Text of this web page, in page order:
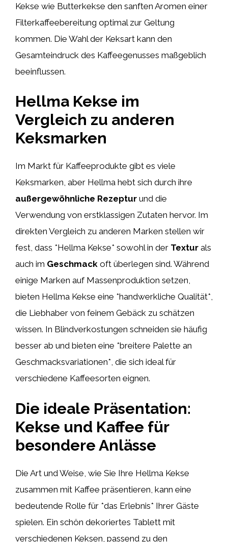
Kekse wie Butterkekse den sanften Aromen einer
Filterkaffeebereitung optimal zur Geltung
kommen. Die Wahl der Keksart kann den
Gesamteindruck des Kaffeegenusses maßgeblich
beeinflussen.
Hellma Kekse im
Vergleich zu anderen
Keksmarken
Im Markt für Kaffeeprodukte gibt es viele
Keksmarken, aber Hellma hebt sich durch ihre
außergewöhnliche Rezeptur und die
Verwendung von erstklassigen Zutaten hervor. Im
direkten Vergleich zu anderen Marken stellen wir
fest, dass *Hellma Kekse* sowohl in der Textur als
auch im Geschmack oft überlegen sind. Während
einige Marken auf Massenproduktion setzen,
bieten Hellma Kekse eine *handwerkliche Qualität*,
die Liebhaber von feinem Gebäck zu schätzen
wissen. In Blindverkostungen schneiden sie häufig
besser ab und bieten eine *breitere Palette an
Geschmacksvariationen*, die sich ideal für
verschiedene Kaffeesorten eignen.
Die ideale Präsentation:
Kekse und Kaffee für
besondere Anlässe
Die Art und Weise, wie Sie Ihre Hellma Kekse
zusammen mit Kaffee präsentieren, kann eine
bedeutende Rolle für *das Erlebnis* Ihrer Gäste
spielen. Ein schön dekoriertes Tablett mit
verschiedenen Keksen, passend zu den